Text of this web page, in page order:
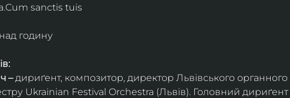
sanctis tuis
годину
– дириґент, композитор, директор Львівського органного
Ukrainian Festival Orchestra (Львів). Головний дириґент